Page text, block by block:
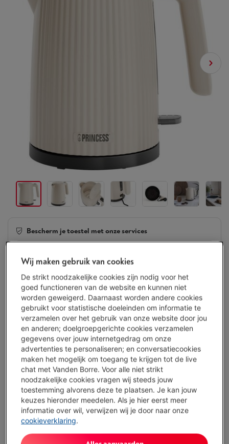
Bescherm je toestel met onze services
2 jaargarantie Altijd inbegrepen
Morgen geleverd-Bekijk voorraad
€ 19,95
Minder dan 5 in stock, bestel nu!
Koop nu
Vergelijken
Troeven
Wij maken gebruik van cookies
De strikt noodzakelijke cookies zijn nodig voor het
goed functioneren van de website en kunnen niet
worden geweigerd. Daarnaast worden andere cookies
gebruikt voor statistische doeleinden om informatie te
verzamelen over het gebruik van onze website door jou
en anderen; doelgroepgerichte cookies verzamelen
gegevens over jouw internetgedrag om onze
advertenties te personaliseren; en conversatiecookies
maken het mogelijk om toegang te krijgen tot de live
chat met Vanden Borre. Voor alle niet strikt
noodzakelijke cookies vragen wij steeds jouw
toestemming alvorens deze te plaatsen. Je kan jouw
keuzes hieronder meedelen. Als je hier eerst meer
informatie over wil, verwijzen wij je door naar onze
cookieverklaring.